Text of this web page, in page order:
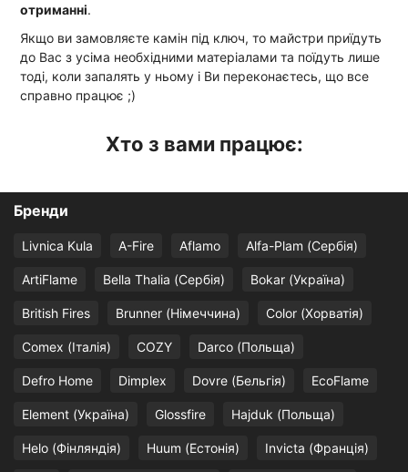
отриманні.
Якщо ви замовляєте камін під ключ, то майстри приїдуть
до Вас з усіма необхідними матеріалами та поїдуть лише
тоді, коли запалять у ньому і Ви переконаєтесь, що все
справно працює ;)
Хто з вами працює:
Бренди
Livnica Kula A-Fire Aflamo Alfa-Plam (Сербія)
ArtiFlame Bella Thalia (Сербія) Bokar (Україна)
British Fires Brunner (Німеччина) Color (Хорватія)
Comex (Італія) COZY Darco (Польща)
Defro Home Dimplex Dovre (Бельгія) EcoFlame
Element (Україна) Glossfire Hajduk (Польща)
Helo (Фінляндія) Huum (Естонія) Invicta (Франція)